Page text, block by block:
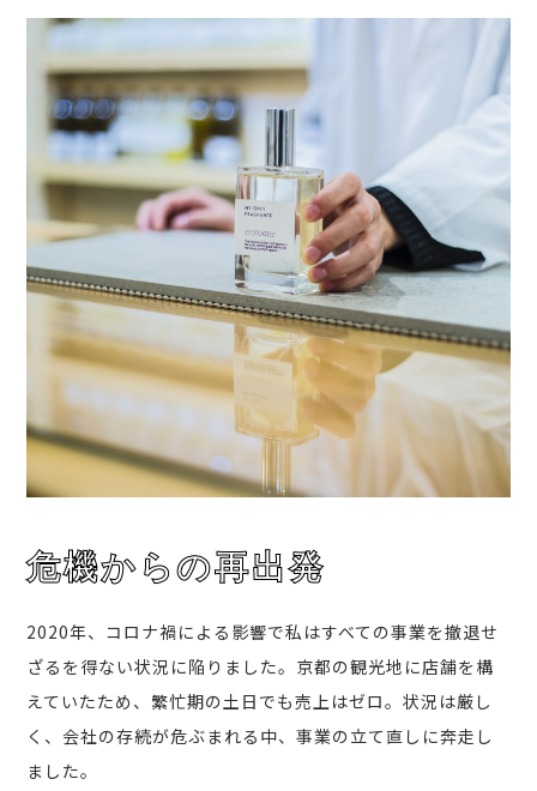
危機からの再出発
2020年、コロナ禍による影響で私はすべての事業を撤退せ
ざるを得ない状況に陥りました。京都の観光地に店舗を構
えていたため、繁忙期の土日でも売上はゼロ。状況は厳し
く、会社の存続が危ぶまれる中、事業の立て直しに奔走し
ました。